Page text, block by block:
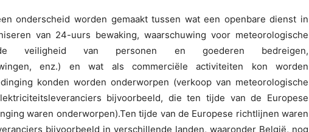
onderscheid worden gemaakt tussen wat een openbare dienst in
van 24-uurs bewaking, waarschuwing voor meteorologische
veiligheid van personen en goederen bedreigen,
enz.) en wat als commerciële activiteiten kon worden
konden worden onderworpen (verkoop van meteorologische
bijvoorbeeld, die ten tijde van de Europese
waren onderworpen).Ten tijde van de Europese richtlijnen waren
bijvoorbeeld in verschillende landen, waaronder België, nog